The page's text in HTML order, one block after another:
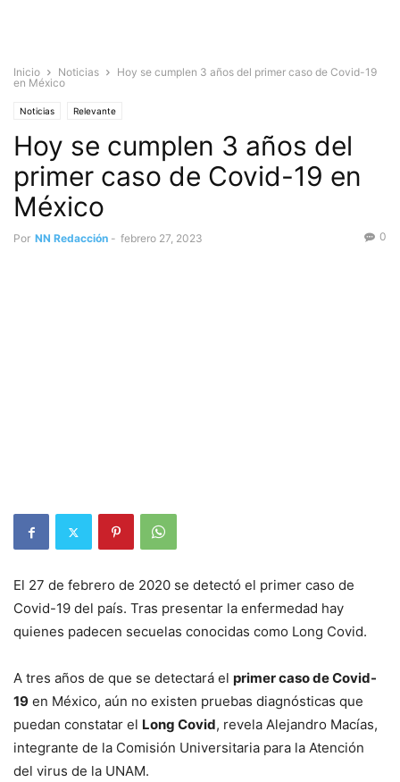
Inicio Noticias
Hoy se cumplen 3 años del primer caso de Covid-19
en México
Noticias Relevante
Hoy se cumplen 3 años del
primer caso de Covid-19 en
México
Por NN Redacción - febrero 27, 2023 0
El 27 de febrero de 2020 se detectó el primer caso de
Covid-19 del país. Tras presentar la enfermedad hay
quienes padecen secuelas conocidas como Long Covid.
A tres años de que se detectará el primer caso de Covid-
19 en México, aún no existen pruebas diagnósticas que
puedan constatar el Long Covid, revela Alejandro Macías,
integrante de la Comisión Universitaria para la Atención
del virus de la UNAM.